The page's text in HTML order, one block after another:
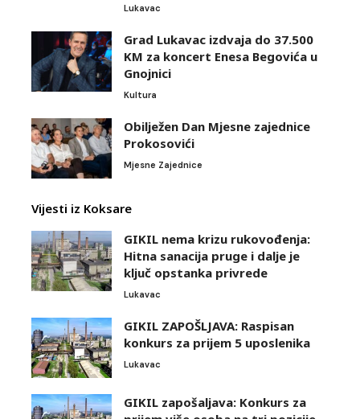
Lukavac
Grad Lukavac izdvaja do 37.500
KM za koncert Enesa Begovića u
Gnojnici
Kultura
Obilježen Dan Mjesne zajednice
Prokosovići
Mjesne Zajednice
Vijesti iz Koksare
GIKIL nema krizu rukovođenja:
Hitna sanacija pruge i dalje je
ključ opstanka privrede
Lukavac
GIKIL ZAPOŠLJAVA: Raspisan
konkurs za prijem 5 uposlenika
Lukavac
GIKIL zapošaljava: Konkurs za